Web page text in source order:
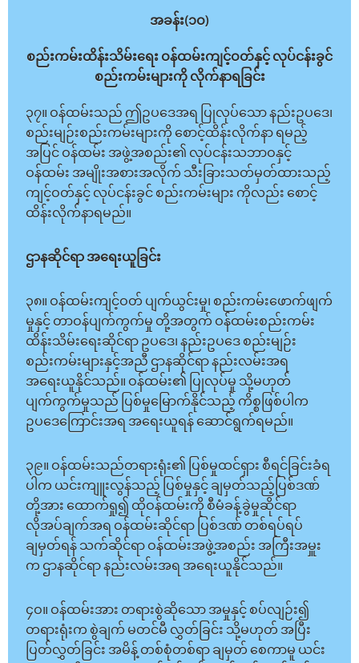
အခန်း(၁ဝ)
စည်းကမ်းထိန်းသိမ်းရေး ဝန်ထမ်းကျင့်ဝတ်နှင့် လုပ်ငန်းခွင်
စည်းကမ်းများကို လိုက်နာရခြင်း
၃၇။ ဝန်ထမ်းသည် ဤဥပဒေအရ ပြုလုပ်သော နည်းဥပဒေ၊
စည်းမျဉ်းစည်းကမ်းများကို စောင့်ထိန်းလိုက်နာ ရမည့်
အပြင် ဝန်ထမ်း အဖွဲ့အစည်း၏ လုပ်ငန်းသဘာဝနှင့်
ဝန်ထမ်း အမျိုးအစားအလိုက် သီးခြားသတ်မှတ်ထားသည့်
ကျင့်ဝတ်နှင့် လုပ်ငန်းခွင် စည်းကမ်းများ ကိုလည်း စောင့်
ထိန်းလိုက်နာရမည်။
ဌာနဆိုင်ရာ အရေးယူခြင်း
၃၈။ ဝန်ထမ်းကျင့်ဝတ် ပျက်ယွင်းမှု၊ စည်းကမ်းဖောက်ဖျက်
မှုနှင့် တာဝန်ပျက်ကွက်မှု တို့အတွက် ဝန်ထမ်းစည်းကမ်း
ထိန်းသိမ်းရေးဆိုင်ရာ ဥပဒေ၊ နည်းဥပဒေ စည်းမျဉ်း
စည်းကမ်းများနှင့်အညီ ဌာနဆိုင်ရာ နည်းလမ်းအရ
အရေးယူနိုင်သည်။ ဝန်ထမ်း၏ ပြုလုပ်မှု သို့မဟုတ်
ပျက်ကွက်မှုသည် ပြစ်မှုမြောက်နိုင်သည့် ကိစ္စဖြစ်ပါက
ဥပဒေကြောင်းအရ အရေးယူရန် ဆောင်ရွက်ရမည်။
၃၉။ ဝန်ထမ်းသည်တရားရုံး၏ ပြစ်မှုထင်ရှား စီရင်ခြင်းခံရ
ပါက ယင်းကျူးလွန်သည့် ပြစ်မှုနှင့် ချမှတ်သည့်ပြစ်ဒဏ်
တို့အား ထောက်ရှု၍ ထိုဝန်ထမ်းကို စီမံခန့်ခွဲမှုဆိုင်ရာ
လိုအပ်ချက်အရ ဝန်ထမ်းဆိုင်ရာ ပြစ်ဒဏ် တစ်ရပ်ရပ်
ချမှတ်ရန် သက်ဆိုင်ရာ ဝန်ထမ်းအဖွဲ့အစည်း အကြီးအမှူး
က ဌာနဆိုင်ရာ နည်းလမ်းအရ အရေးယူနိုင်သည်။
၄ဝ။ ဝန်ထမ်းအား တရားစွဲဆိုသော အမှုနှင့် စပ်လျဉ်း၍
တရားရုံးက စွဲချက် မတင်မီ လွှတ်ခြင်း သို့မဟုတ် အပြီး
ပြတ်လွှတ်ခြင်း အမိန့် တစ်စုံတစ်ရာ ချမှတ် စေကာမူ ယင်း